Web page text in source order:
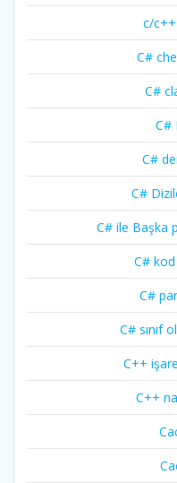
c/
C#
C#
C#
C#
C#
C# ile Başka
C# kod
C#
C# sınıf
C++
C++